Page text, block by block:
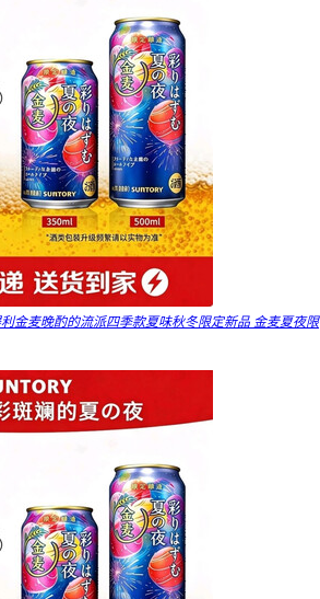
金麦晚酌的流派四季款夏味秋冬限定新品 金麦夏夜限